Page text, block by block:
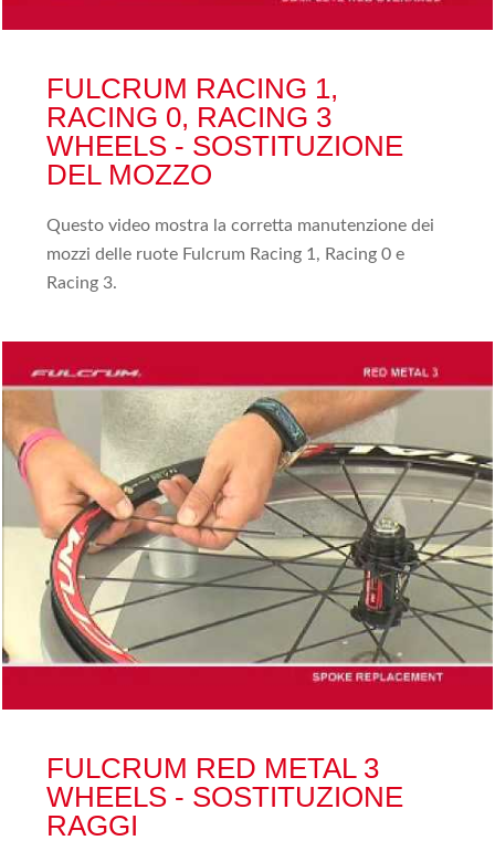
FULCRUM RACING 1,
RACING 0, RACING 3
WHEELS - SOSTITUZIONE
DEL MOZZO
Questo video mostra la corretta manutenzione dei
mozzi delle ruote Fulcrum Racing 1, Racing 0 e
Racing 3.
FULCRUM RED METAL 3
WHEELS - SOSTITUZIONE
RAGGI